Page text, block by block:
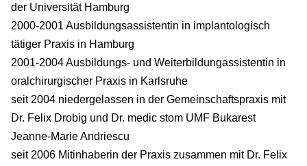
der Universität Hamburg
2000-2001 Ausbildungsassistentin in implantologisch
tätiger Praxis in Hamburg
2001-2004 Ausbildungs- und Weiterbildungassistentin in
oralchirurgischer Praxis in Karlsruhe
seit 2004 niedergelassen in der Gemeinschaftspraxis mit
Dr. Felix Drobig und Dr. medic stom UMF Bukarest
Jeanne-Marie Andriescu
seit 2006 Mitinhaberin der Praxis zusammen mit Dr. Felix